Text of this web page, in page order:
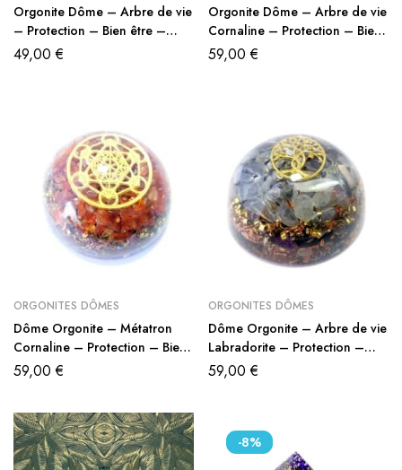
Orgonite Dôme – Arbre de vie
– Protection – Bien être –
Equilibre
49,00€
Orgonite Dôme – Arbre de vie
Cornaline – Protection – Bien
être – Joie – Equilibre
59,00€
ORGONITES DÔMES
Dôme Orgonite – Métatron
Cornaline – Protection – Bien
être – Joie
59,00€
ORGONITES DÔMES
Dôme Orgonite – Arbre de vie
Labradorite – Protection –
Bien être – Equilibre
59,00€
-8%